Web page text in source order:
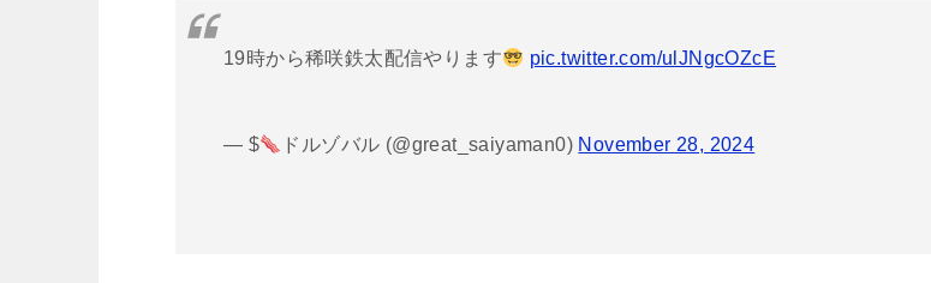
19時から稀咲鉄太配信やります pic.twitter.com/ulJNgcOZcE
— $ ドルゾバル (@great_saiyaman0) November 28, 2024